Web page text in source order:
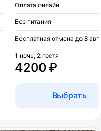
Оплата онлайн
Без питания
Бесплатная отмена до 8 авг
4200 ₽
1 ночь, 2 гостя
Выбрать